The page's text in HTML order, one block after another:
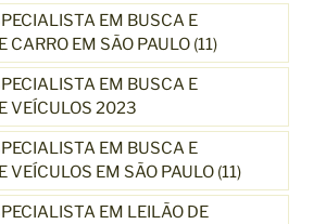
EM BUSCA E
CARRO EM SÃO PAULO (11)
EM BUSCA E
VEÍCULOS 2023
EM BUSCA E
VEÍCULOS EM SÃO PAULO (11)
EM LEILÃO DE